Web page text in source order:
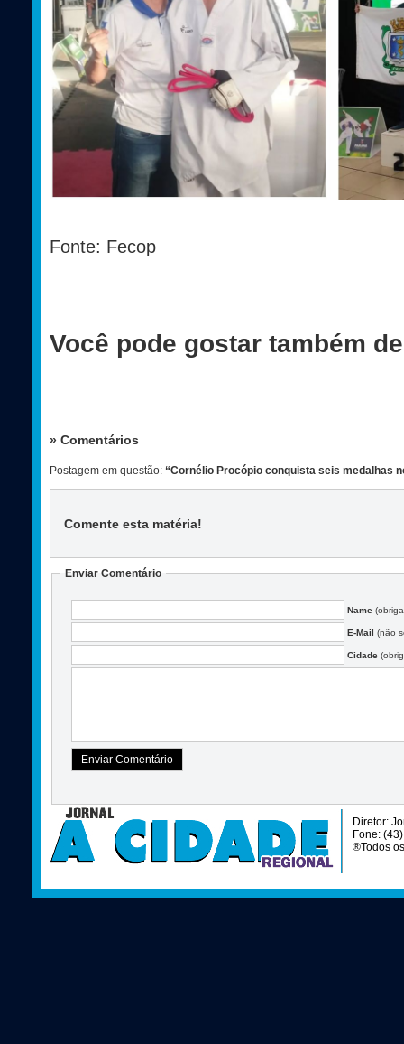
Fonte: Fecop
Você pode gostar também
» Comentários
Postagem em questão: “Cornélio Procópio conquista seis medalhas
Comente esta matéria!
Enviar Comentário
Name
E-Mail (não
Cidade
Diretor:
Fone:
®Todos